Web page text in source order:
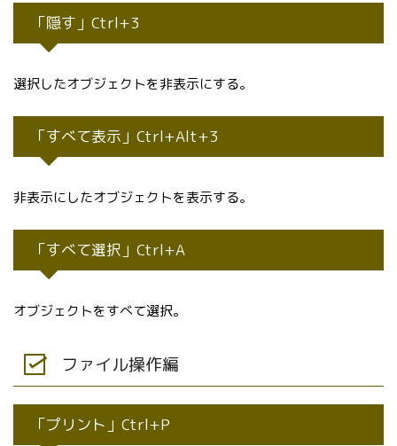
「隠す」Ctrl+3
選択したオブジェクトを非表示にする。
「すべて表示」Ctrl+Alt+3
非表示にしたオブジェクトを表示する。
「すべて選択」Ctrl+A
オブジェクトをすべて選択。
ファイル操作編
「プリント」Ctrl+P